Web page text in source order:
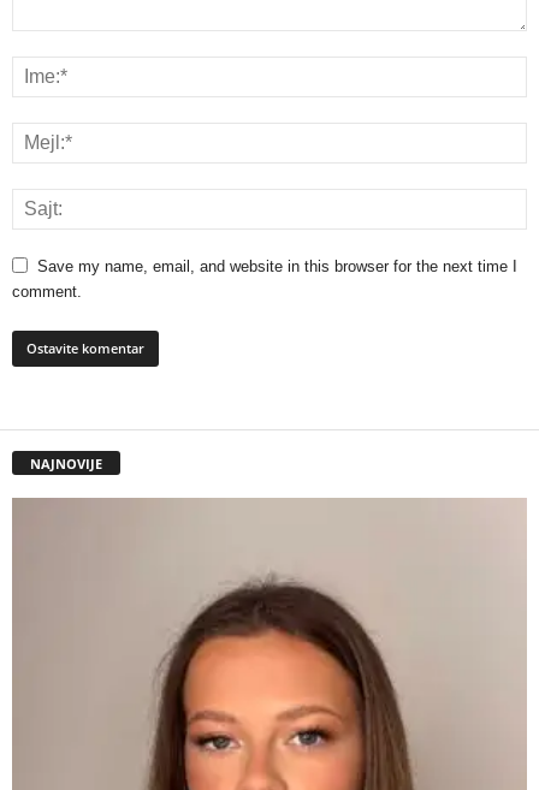
Save my name, email, and website in this browser for the next time I
comment.
NAJNOVIJE